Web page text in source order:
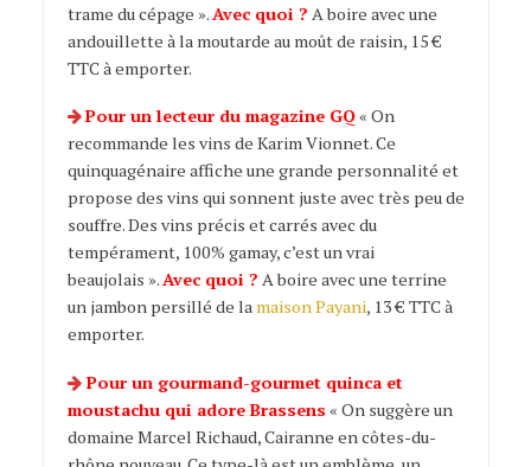
trame du cépage ». Avec quoi ? A boire avec une
andouillette à la moutarde au moût de raisin, 15 €
TTC à emporter.
Pour un lecteur du magazine GQ« On
recommande les vins de Karim Vionnet. Ce
quinquagénaire affiche une grande personnalité et
propose des vins qui sonnent juste avec très peu de
souffre. Des vins précis et carrés avec du
tempérament, 100% gamay, c’est un vrai
beaujolais ».Avec quoi ? A boire avec une terrine
un jambon persillé de la maison Payani, 13 € TTC à
emporter.
Pour un gourmand-gourmet quinca et
moustachu qui adore Brassens« On suggère un
domaine Marcel Richaud, Cairanne en côtes-du-